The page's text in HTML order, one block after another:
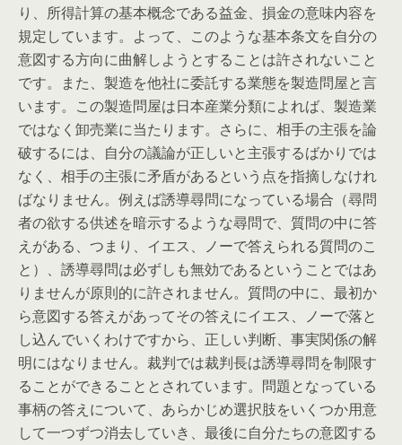
り、所得計算の基本概念である益金、損金の意味内容を
規定しています。よって、このような基本条文を自分の
意図する方向に曲解しようとすることは許されないこと
です。また、製造を他社に委託する業態を製造問屋と言
います。この製造問屋は日本産業分類によれば、製造業
ではなく卸売業に当たります。さらに、相手の主張を論
破するには、自分の議論が正しいと主張するばかりでは
なく、相手の主張に矛盾があるという点を指摘しなけれ
ばなりません。例えば誘導尋問になっている場合（尋問
者の欲する供述を暗示するような尋問で、質問の中に答
えがある、つまり、イエス、ノーで答えられる質問のこ
と）、誘導尋問は必ずしも無効であるということではあ
りませんが原則的に許されません。質問の中に、最初か
ら意図する答えがあってその答えにイエス、ノーで落と
し込んでいくわけですから、正しい判断、事実関係の解
明にはなりません。裁判では裁判長は誘導尋問を制限す
ることができることとされています。問題となっている
事柄の答えについて、あらかじめ選択肢をいくつか用意
して一つずつ消去していき、最後に自分たちの意図する